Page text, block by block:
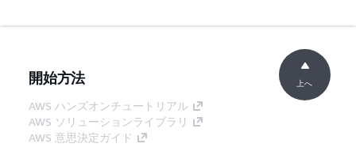
開始方法
AWS ハンズオンチュートリアル
AWS ソリューションライブラリ
AWS 意思決定ガイド
上へ